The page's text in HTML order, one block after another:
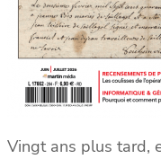
Vingt ans plus tard,